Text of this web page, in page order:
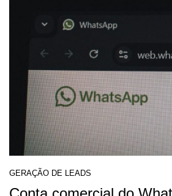
GERAÇÃO DE LEADS